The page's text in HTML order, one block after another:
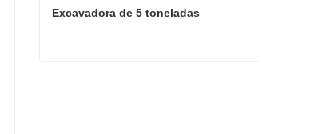
Contacta ahora
Excavadora de 5 toneladas